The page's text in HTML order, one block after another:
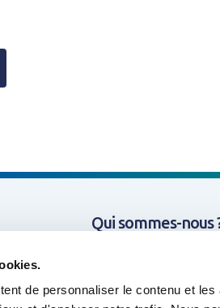
de personnaliser le contenu et
Qui sommes-nous
Nos projets